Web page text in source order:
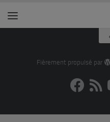
Fièrement propulsé par